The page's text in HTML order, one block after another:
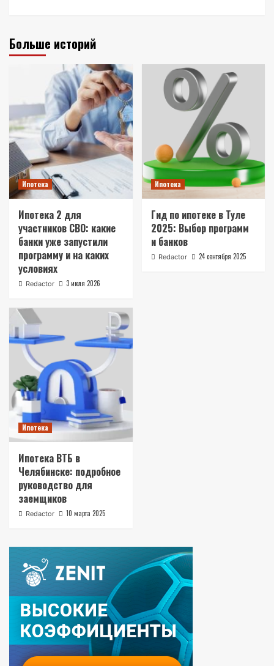
Больше историй
Ипотека
Ипотека 2 для
участников СВО: какие
банки уже запустили
программу и на каких
условиях
Redactor 3 июля 2026
Ипотека
Гид по ипотеке в Туле
2025: Выбор программ
и банков
Redactor 24 сентября 2025
Ипотека
Ипотека ВТБ в
Челябинске: подробное
руководство для
заемщиков
Redactor 10 марта 2025